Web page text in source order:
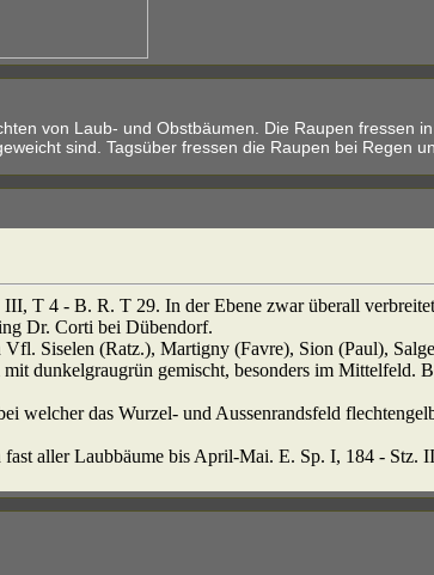
von Laub- und Obstbäumen. Die Raupen fressen
sind. Tagsüber fressen die Raupen bei Regen
T 4 - B. R. T 29. In der Ebene zwar überall
Dr. Corti bei Dübendorf.
Siselen (Ratz.), Martigny (Favre), Sion (Paul),
dunkelgraugrün gemischt, besonders im Mittelfeld.
welcher das Wurzel- und Aussenrandsfeld
aller Laubbäume bis April-Mai. E. Sp. I, 184 - Stz.